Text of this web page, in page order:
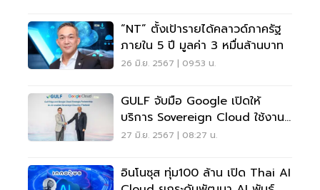
“NT” ตั้งเป้ารายได้คลาวด์ภาครัฐ
ภายใน 5 ปี มูลค่า 3 หมื่นล้านบาท
26 มิ.ย. 2567 | 09:53 น.
GULF จับมือ Google เปิดให้
บริการ Sovereign Cloud ใช้งาน
"เอไอ"
27 มิ.ย. 2567 | 08:27 น.
อินโนซุส ทุ่ม100 ล้าน เปิด Thai AI